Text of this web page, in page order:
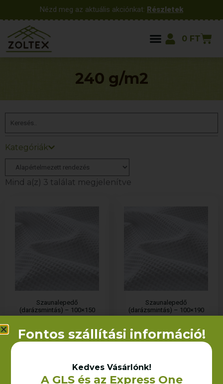
Nézd meg az aktuális akciónkat: Részletek
0 FT
240 g/m2
Kategóriák
Mind a(z) 3 találat megjelenítve
Szaunalepedő
(darázsmintás) – 100×150
cm
1 289Ft Ft
+ÁFA
Szaunalepedő
(darázsmintás) – 100×190
cm
2 490 +ÁFA
Fontos szállítási információ!
Kedves Vásárlónk!
A GLS és az Express One